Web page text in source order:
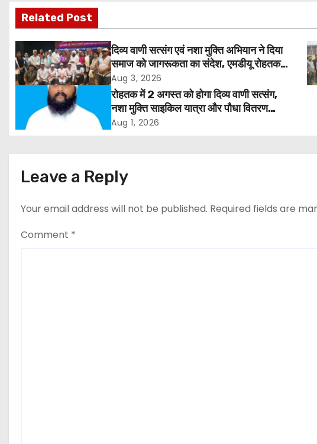
s
t
n
a
i
a
t
i
Related Post
दिव्य वाणी सत्संग एवं नशा मुक्ति अभियान ने दिया
समाज को जागरूकता का संदेश, एमडीयू रोहतक में
हजारों लोगों ने लिया संकल्प
Aug 3, 2026
रोहतक में 2 अगस्त को होगा दिव्य वाणी सत्संग,
नशा मुक्ति साइकिल यात्रा और पौधा वितरण
कार्यक्रम
Aug 1, 2026
Leave a Reply
Your email address will not be published. Required fields are
Comment *